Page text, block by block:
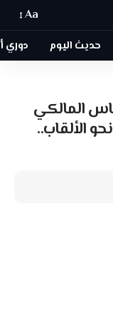
Aa
حديث اليوم دوري
المالكي
الألقاب..